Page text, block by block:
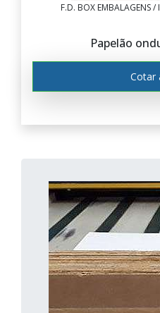
F.D. BOX EMBALAGENS
Papelão
Cotar